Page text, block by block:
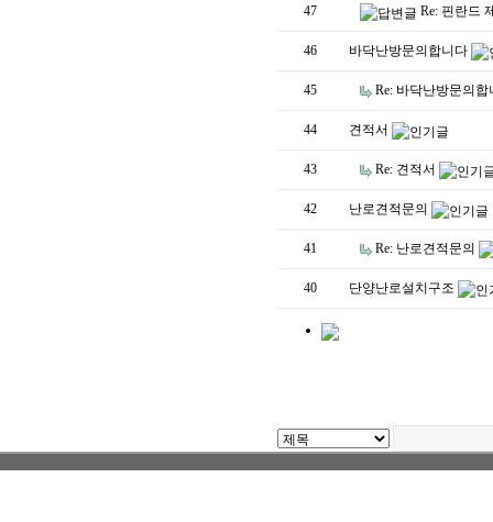
47 Re: 핀란드
46 바닥난방문의합니다
45 Re: 바닥난방문의
44 견적서
43 Re: 견적서
42 난로견적문의
41 Re: 난로견적문의
40 단양난로설치구조